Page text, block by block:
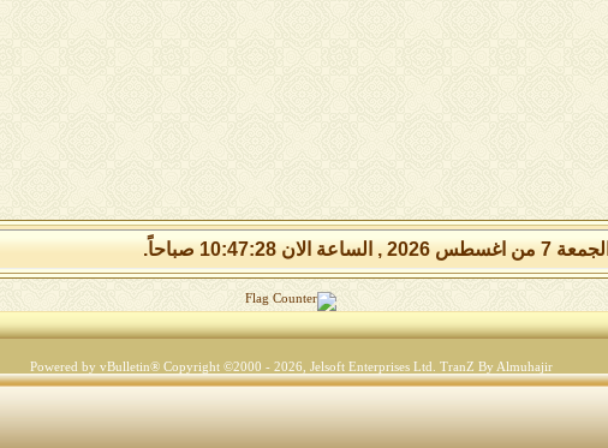
الجمعة 7 من اغسطس 2026 , الساعة الان 10:47:28 صباحاً.
Powered by vBulletin® Copyright ©2000 - 2026, Jelsoft Enterprises Ltd. TranZ By Almuhajir